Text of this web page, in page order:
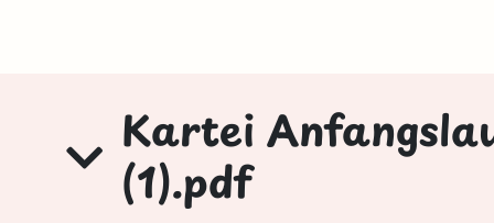
Kartei
(1).pdf